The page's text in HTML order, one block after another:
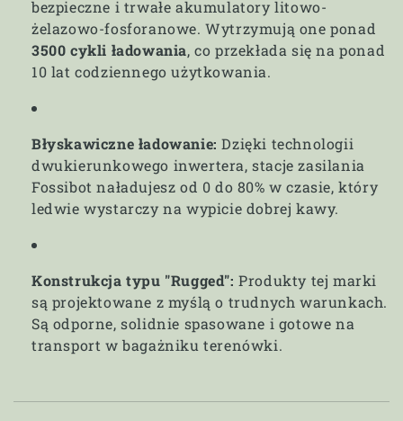
bezpieczne i trwałe akumulatory litowo-
żelazowo-fosforanowe. Wytrzymują one ponad
3500 cykli ładowania, co przekłada się na ponad
10 lat codziennego użytkowania.
Błyskawiczne ładowanie: Dzięki technologii
dwukierunkowego inwertera, stacje zasilania
Fossibot naładujesz od 0 do 80% w czasie, który
ledwie wystarczy na wypicie dobrej kawy.
Konstrukcja typu "Rugged": Produkty tej marki
są projektowane z myślą o trudnych warunkach.
Są odporne, solidnie spasowane i gotowe na
transport w bagażniku terenówki.